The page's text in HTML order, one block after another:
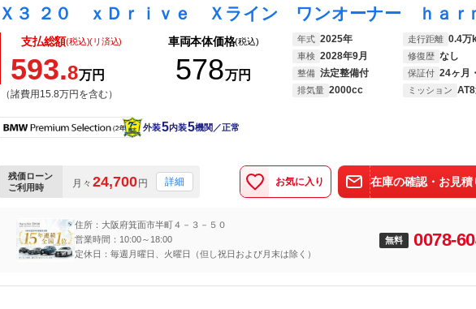
支払総額(税込)(リ済込)
593.8万円
（諸費用15.8万円を含む）
車両本体価格(税込)
578万円
年式 2025年 走行距離 0.4万
車検 2028年9月 修復歴 なし
整備 法定整備付 保証付 24ヶ月
排気量 2000cc ミッション
外装5内装5機関／正常
残価ローン
ご利用時
月々 24,700円 詳細 お気に入り 在庫の確認・お見積
住所：大阪府箕面市半町４－３－５０
営業時間：10:00～18:00
定休日：毎週月曜日、火曜日（但し祝日および月末は除く）
無料 0078-